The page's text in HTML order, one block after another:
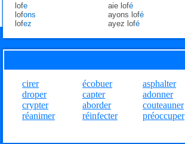
lofe
lofons
lofez
aie lofé
ayons lofé
ayez lofé
cirer
droper
crypter
réanimer
écobuer
capter
aborder
réinfecter
asphalter
adonner
couteauner
préoccuper